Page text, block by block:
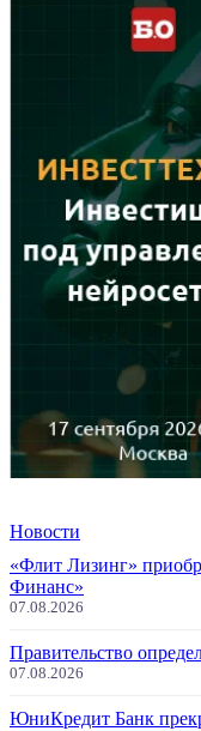
Новости
«Флит Лизинг»
Финанс»
07.08.2026
Правительство
07.08.2026
ЮниКредит Банк